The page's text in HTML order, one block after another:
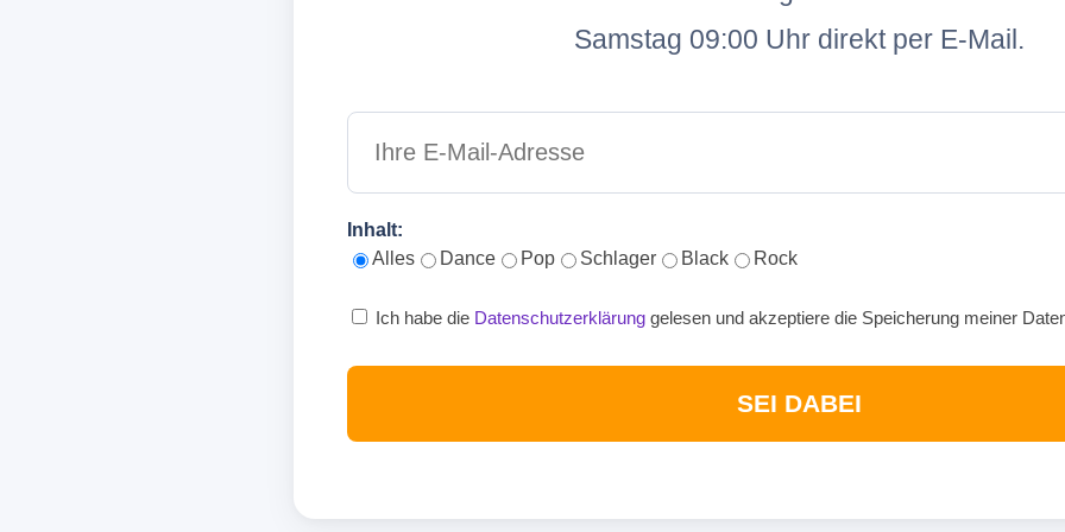
Samstag 09:00 Uhr direkt per E-Mail.
Inhalt:
Alles
Dance Pop Schlager Black Rock
Ich habe die Datenschutzerklärung gelesen und akzeptiere die Speicherung meiner
SEI DABEI